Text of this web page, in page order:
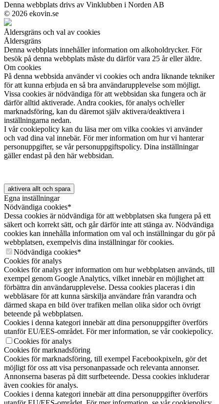
Denna webbplats drivs av Vinklubben i Norden AB
© 2026 ekovin.se
Åldersgräns och val av cookies
Åldersgräns
Denna webbplats innehåller information om alkoholdrycker. För
besök på denna webbplats måste du därför vara 25 år eller äldre.
Om cookies
På denna webbsida använder vi cookies och andra liknande tekniker
för att kunna erbjuda en så bra användarupplevelse som möjligt.
Vissa cookies är nödvändiga för att webbsidan ska fungera och är
därför alltid aktiverade. Andra cookies, för analys och/eller
marknadsföring, kan du däremot själv aktivera/deaktivera i
inställningarna nedan.
I vår cookiepolicy kan du läsa mer om vilka cookies vi använder
och vad dina val innebär. För mer information om hur vi hanterar
personuppgifter, se vår personuppgiftspolicy. Dina inställningar
gäller endast på den här webbsidan.
aktivera allt och spara
Egna inställningar
Nödvändiga cookies*
Dessa cookies är nödvändiga för att webbplatsen ska fungera på ett
säkert och korrekt sätt, och går därför inte att stänga av. Nödvändiga
cookies kan innehålla information om val och inställningar du gör på
webbplatsen, exempelvis dina inställningar för cookies.
Nödvändiga cookies*
Cookies för analys
Cookies för analys ger information om hur webbplatsen används, till
exempel genom Google Analytics, vilket innebär en möjlighet att
förbättra din användarupplevelse. Dessa cookies placeras i din
webbläsare för att kunna särskilja användare från varandra och
därmed skapa en bild över trafiken mellan olika sidor och övrigt
beteende på webbplatsen.
Cookies i denna kategori innebär att dina personuppgifter överförs
utanför EU/EES-området. För mer information, se vår cookiepolicy.
Cookies för analys
Cookies för marknadsföring
Cookies för marknadsföring, till exempel Facebookpixeln, gör det
möjligt för oss att visa personanpassade och relevanta annonser.
Annonserna baseras på ditt surfbeteende. Dessa cookies inkluderar
även cookies för analys.
Cookies i denna kategori innebär att dina personuppgifter överförs